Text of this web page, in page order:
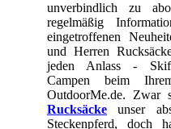
unverbindlich zu
regelmäßig
eingetroffenen
und Herren
jeden Anlass -
Campen beim
OutdoorMe.de. Zwar
Rucksäcke unser
Steckenpferd, doch